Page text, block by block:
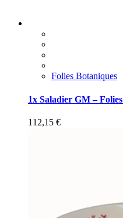
Folies Botaniques
1x Saladier GM –
112,15 €